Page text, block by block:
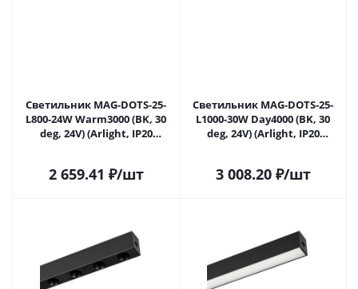
Светильник MAG-DOTS-25-
L800-24W Warm3000 (BK, 30
deg, 24V) (Arlight, IP20
2 659.41 ₽/шт
Светильник MAG-DOTS-25-
L1000-30W Day4000 (BK, 30
deg, 24V) (Arlight, IP20
3 008.20₽/шт